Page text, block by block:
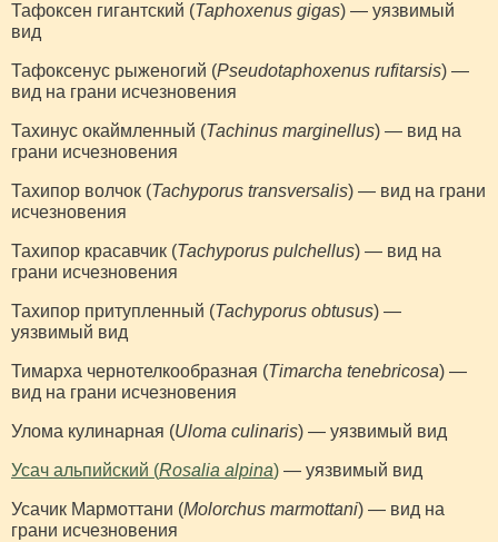
Тафоксен гигантский (Taphoxenus gigas) — уязвимый
вид
Тафоксенус рыженогий (Pseudotaphoxenus rufitarsis) —
вид на грани исчезновения
Тахинус окаймленный (Tachinus marginellus) — вид на
грани исчезновения
Тахипор волчок (Tachyporus transversalis) — вид на грани
исчезновения
Тахипор красавчик (Tachyporus pulchellus) — вид на
грани исчезновения
Тахипор притупленный (Tachyporus obtusus) —
уязвимый вид
Тимарха чернотелкообразная (Timarcha tenebricosa) —
вид на грани исчезновения
Улома кулинарная (Uloma culinaris) — уязвимый вид
Усач альпийский (Rosalia alpina) — уязвимый вид
Усачик Мармоттани (Molorchus marmottani) — вид на
грани исчезновения